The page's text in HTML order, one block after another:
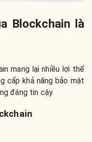
Blockchain là
mang lại nhiều lợi thế
cấp khả năng bảo mật
đáng tin cậy.